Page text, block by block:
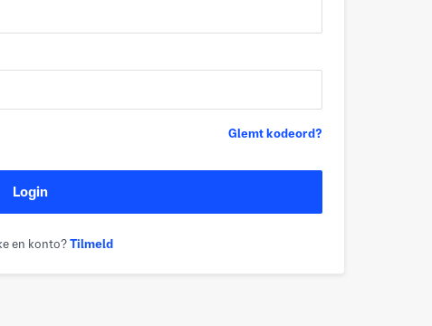
Glemt kodeord?
Login
en konto?Tilmeld